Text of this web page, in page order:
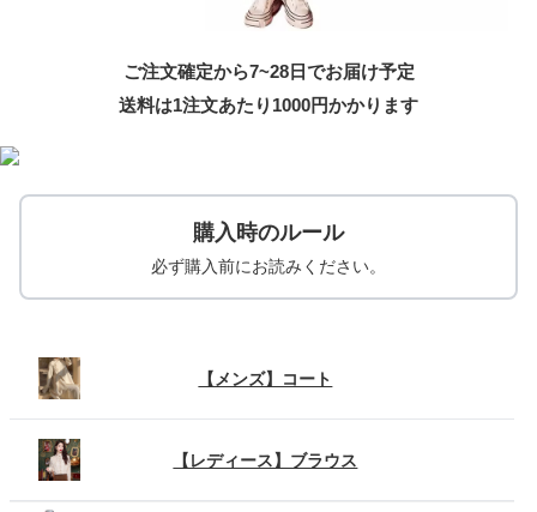
ご注文確定から7~28日でお届け予定
送料は1注文あたり 1000円かかります
購入時のルール
必ず購入前にお読みください。
【メンズ】コート
【レディース】ブラウス